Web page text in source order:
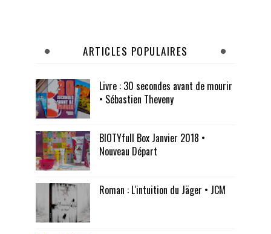
ARTICLES POPULAIRES
Livre : 30 secondes avant de mourir
• Sébastien Theveny
BIOTYfull Box Janvier 2018 •
Nouveau Départ
Roman : L'intuition du Jäger • JCM